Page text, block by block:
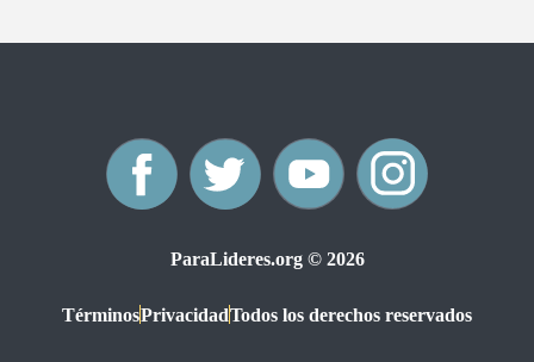
ParaLideres.org © 2026
TérminosPrivacidadTodos los derechos reservados
F
a
c
T
w
i
Y
o
u
I
s